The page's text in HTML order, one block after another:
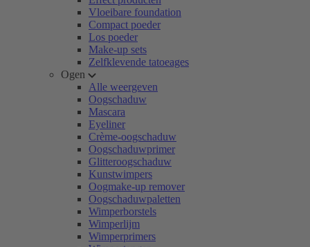
Vloeibare foundation
Compact poeder
Los poeder
Make-up sets
Zelfklevende tatoeages
Ogen
Alle weergeven
Oogschaduw
Mascara
Eyeliner
Crème-oogschaduw
Oogschaduwprimer
Glitteroogschaduw
Kunstwimpers
Oogmake-up remover
Oogschaduwpaletten
Wimperborstels
Wimperlijm
Wimperprimers